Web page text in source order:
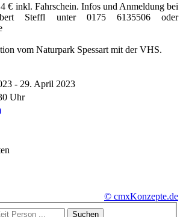
€ inkl. Fahrschein. Infos und Anmeldung bei
Steffl unter 0175 6135506 oder
vom Naturpark Spessart mit der VHS.
- 29. April 2023
Uhr
© cmxKonzepte.de